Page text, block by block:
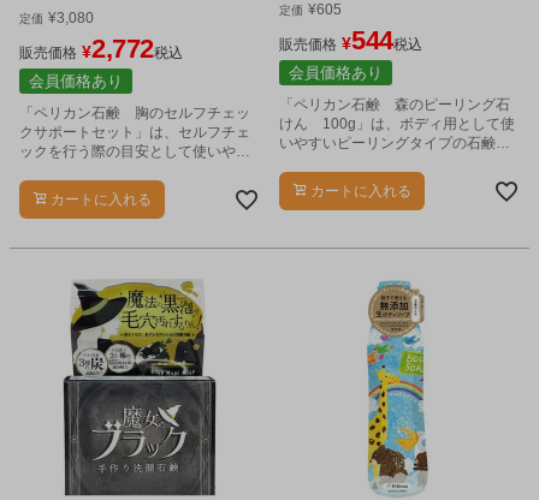
定価 ¥3,080
販売価格 ¥2,772税込
会員価格あり
「ペリカン石鹸 胸のセルフチェッ
クサポートセット」は、セルフチェ
ックを行う際の目安として使いやす
「NADETE」と、「おっぱい想いの
石鹸」を組み合わせた数量限定のセ
カートに入れる
定価 ¥605
販売価格 ¥544税込
会員価格あり
「ペリカン石鹸 森のピーリング石
けん 100g」は、ボディ用として使
いやすいピーリングタイプの石鹸で
カートに入れる